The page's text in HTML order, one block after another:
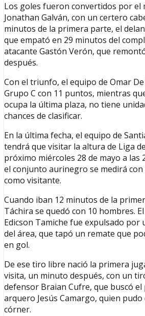
Los goles fueron convertidos por el
Jonathan Galván, con un certero
minutos de la primera parte, el
que empató en 29 minutos del
atacante Gastón Verón, que
después.
Con el triunfo, el equipo de Omar
Grupo C con 11 puntos, mientras
ocupa la última plaza, no tiene
chances de clasificar.
En la última fecha, el equipo de
tendrá que visitar la altura de Liga
próximo miércoles 28 de mayo a las
el conjunto aurinegro se medirá con
como visitante.
Cuando iban 12 minutos de la
Táchira se quedó con 10 hombres.
Edicson Tamiche fue expulsado por
del área, que tapó un remate que
en gol.
De ese tiro libre nació la primera
visita, un minuto después, con un
defensor Braian Cufre, que buscó el
arquero Jesús Camargo, quien
córner.